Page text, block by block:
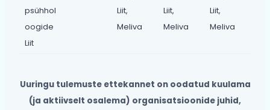
psühhol
oogide
Liit
Liit,
Meliva
Liit,
Meliva
Liit,
Meliva
Uuringu tulemuste ettekannet on oodatud kuulama
(ja aktiivselt osalema) organisatsioonide juhid,